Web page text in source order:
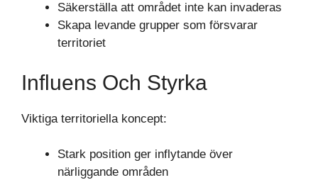
Säkerställa att området inte kan invaderas
Skapa levande grupper som försvarar
territoriet
Influens Och Styrka
Viktiga territoriella koncept:
Stark position ger inflytande över
närliggande områden